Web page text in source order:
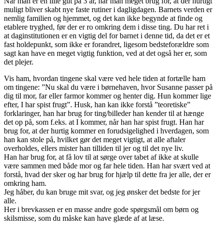
muligt bliver skabt nye faste rutiner i dagligdagen. Barnets verden er
nemlig familien og hjemmet, og det kan ikke begynde at finde og
etablere tryghed, før der er ro omkring dem i disse ting. Du har ret i
at daginstitutionen er en vigtig del for barnet i denne tid, da det er et
fast holdepunkt, som ikke er forandret, ligesom bedsteforældre som
sagt kan have en meget vigtig funktion, ved at det også her er, som
det plejer.
Vis ham, hvordan tingene skal være ved hele tiden at fortælle ham
om tingene: ”Nu skal du være i børnehaven, hvor Susanne passer på
dig til mor, far eller farmor kommer og henter dig. Hun kommer lige
efter, I har spist frugt”. Husk, han kan ikke forstå ”teoretiske”
forklaringer, han har brug for ting/billeder han kender til at hænge
det op på, som f.eks. at I kommer, når han har spist frugt. Han har
brug for, at der hurtig kommer en forudsigelighed i hverdagen, som
han kan stole på, hvilket gør det meget vigtigt, at alle aftaler
overholdes, ellers mister han tilliden til jer og til det nye liv.
Han har brug for, at få lov til at sørge over tabet af ikke at skulle
være sammen med både mor og far hele tiden. Han har svært ved at
forstå, hvad der sker og har brug for hjælp til dette fra jer alle, der er
omkring ham.
Jeg håber, du kan bruge mit svar, og jeg ønsker det bedste for jer
alle.
Her i brevkassen er en masse andre gode spørgsmål om børn og
skilsmisse, som du måske kan have glæde af at læse.